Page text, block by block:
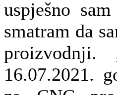
uspješno
smatram da
16.07.2021.